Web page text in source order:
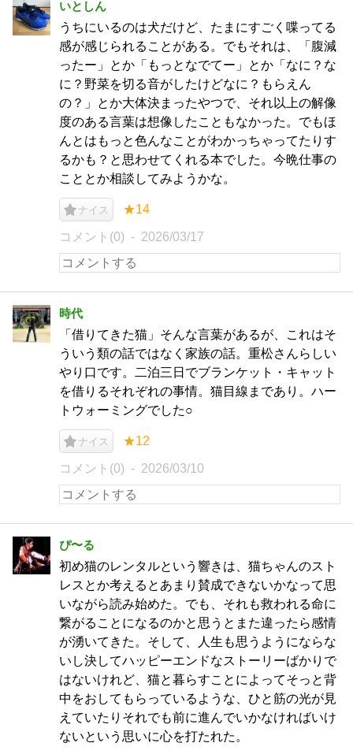
いとしん
うちにいるのは犬だけど、たまにすごく喋ってる
感が感じられることがある。でもそれは、「腹減
ったー」とか「もっとなでてー」とか「なに？な
に？野菜を切る音がしたけどなに？もらえん
の？」とか大体決まったやつで、それ以上の解像
度のある言葉は想像したこともなかった。でもほ
んとはもっと色んなことがわかっちゃってたりす
るかも？と思わせてくれる本でした。今晩仕事の
こととか相談してみようかな。
ナイス ★14
コメント(0) 2026/03/17
時代
「借りてきた猫」そんな言葉があるが、これはそ
ういう類の話ではなく家族の話。重松さんらしい
やり口です。二泊三日でブランケット・キャット
を借りるそれぞれの事情。猫目線まであり。ハー
トウォーミングでした○
ナイス ★12
コメント(0) 2026/03/10
ぴ〜る
初め猫のレンタルという響きは、猫ちゃんのスト
レスとか考えるとあまり賛成できないかなって思
いながら読み始めた。でも、それも救われる命に
繋がることになるのかと思うとまた違ったら感情
が湧いてきた。そして、人生も思うようにならな
いし決してハッピーエンドなストーリーばかりで
はないけれど、猫と暮らすことによってそっと背
中をおしてもらっているような、ひと筋の光が見
えていたりそれでも前に進んでいかなければいけ
ないという思いに心を打たれた。